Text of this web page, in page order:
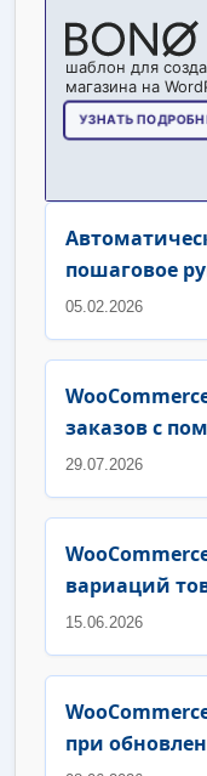
пошаговое
05.02.2026
заказов с
29.07.2026
вариаций
15.06.2026
при